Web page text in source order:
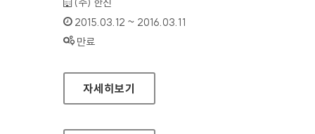
인증기간 :
2015.03.12 ~ 2016.03.11
상태 :
만료
한진택배 홈페이지
자세히보기